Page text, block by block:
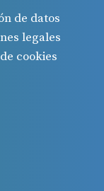
de datos
legales
cookies